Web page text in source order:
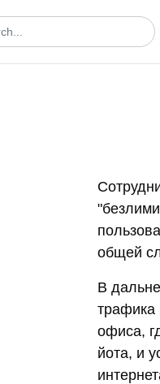
общей
В
трафика
офиса,
йота, и